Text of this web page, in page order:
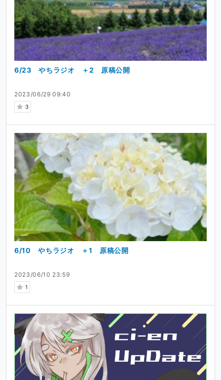
2023/06/29 09:40
3
6/23 やちラジオ ＋2 原稿公開
2023/06/10 23:59
1
6/10 やちラジオ ＋1 原稿公開